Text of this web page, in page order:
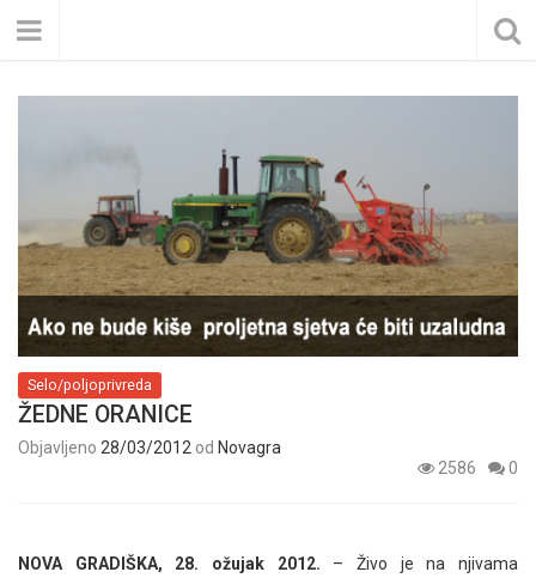
Selo/poljoprivreda
ŽEDNE ORANICE
Objavljeno 28/03/2012 od Novagra
2586
0
NOVA GRADIŠKA, 28. ožujak 2012. – Živo je na njivama